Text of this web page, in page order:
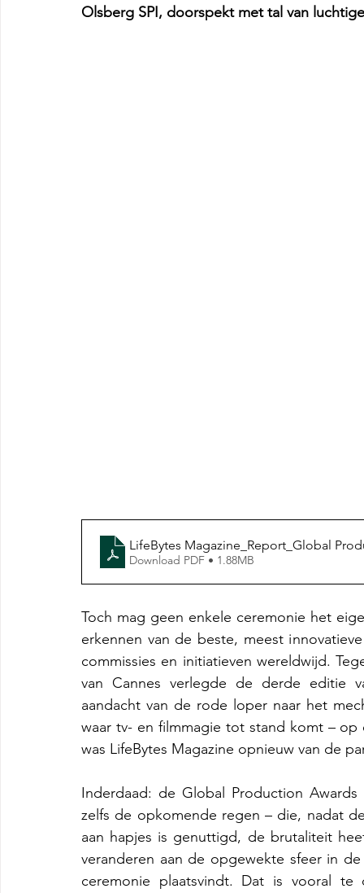
Olsberg SPI, doorspekt met tal van
LifeBytes Magazine_Report_Global
Download PDF • 1.88MB
Toch mag geen enkele ceremonie het
erkennen van de beste, meest
commissies en initiatieven wereldwijd.
van Cannes verlegde de derde editie
aandacht van de rode loper naar het
waar tv- en filmmagie tot stand komt – op
was LifeBytes Magazine opnieuw van de
Inderdaad: de Global Production
zelfs de opkomende regen – die, nadat
aan hapjes is genuttigd, de brutaliteit
veranderen aan de opgewekte sfeer in
ceremonie plaatsvindt. Dat is vooral